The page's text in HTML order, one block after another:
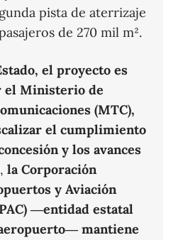
pista de aterrizaje
de 270 mil m².
el proyecto es
el Ministerio de
(MTC),
el cumplimiento
y los avances
la Corporación
y Aviación
—entidad estatal
mantiene